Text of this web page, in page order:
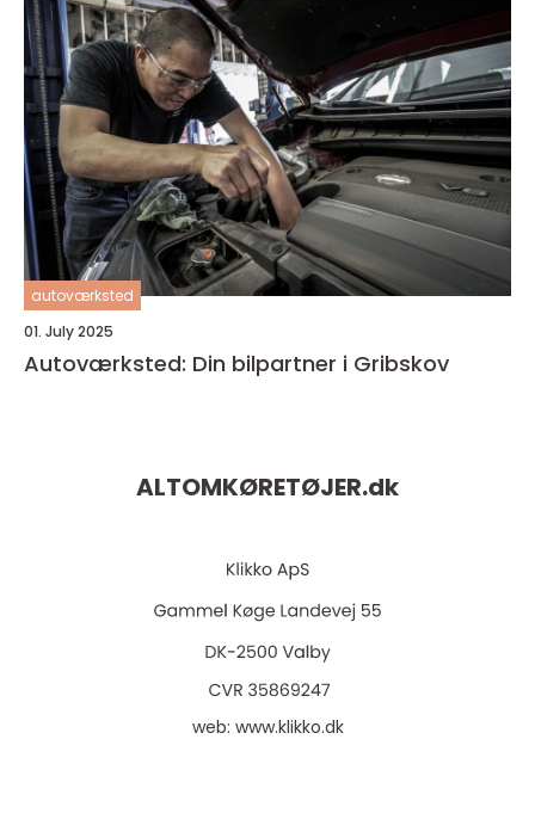
autoværksted
01. July 2025
Autoværksted: Din bilpartner i Gribskov
ALTOMKØRETØJER.dk
web: www.klikko.dk